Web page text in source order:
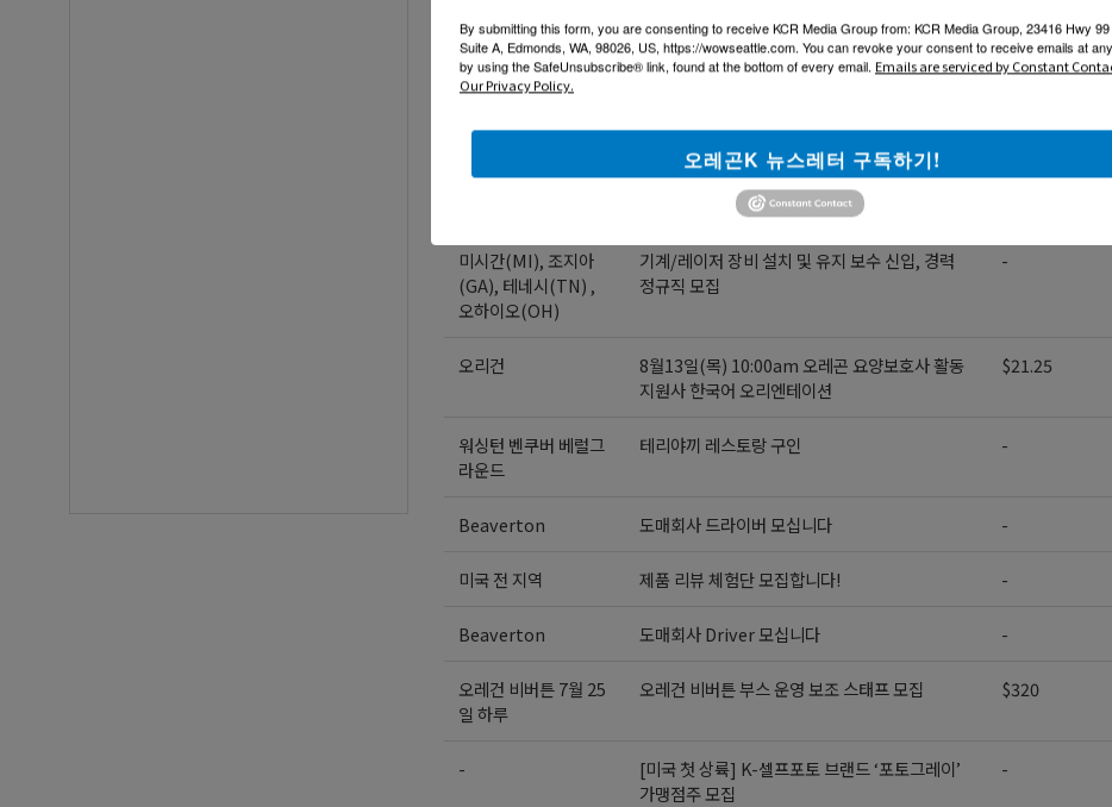
전지역 블루리본 사업개발 및 운영 관리자 채용 -
Oregon CO-HO Imports – Driver 모십니다 -
Oregon
높은 수익을 창출할 독점 파트너(딜러)를 모십니
$20000
미시간(MI), 조지아
(GA), 테네시(TN) ,
오하이오(OH)
기계/레이저 장비 설치 및 유지 보수 신입, 경력
정규직 모집
-
오리건
8월13일(목) 10:00am 오레곤 요양보호사 활동
지원사 한국어 오리엔테이션
$21.25
워싱턴 벤쿠버 베럴그
라운드
테리야끼 레스토랑 구인 -
Beaverton 도매회사 드라이버 모십니다 -
미국 전 지역 제품 리뷰 체험단 모집합니다! -
Beaverton 도매회사 Driver 모십니다 -
오레건 비버튼 7월 25
일 하루
오레건 비버튼 부스 운영 보조 스태프 모집 $320
-
[미국 첫 상륙] K-셀프포토 브랜드 ‘포토그레이’
가맹점주 모집
-
By submitting this form, you are consenting to receive KCR Media Group from: KCR Media Group, 23416 Hwy 99
Suite A, Edmonds, WA, 98026, US, https://wowseattle.com. You can revoke your consent to receive emails at
by using the SafeUnsubscribe® link, found at the bottom of every email. Emails are serviced by Constant
Our Privacy Policy.
오레곤K 뉴스레터 구독하기!